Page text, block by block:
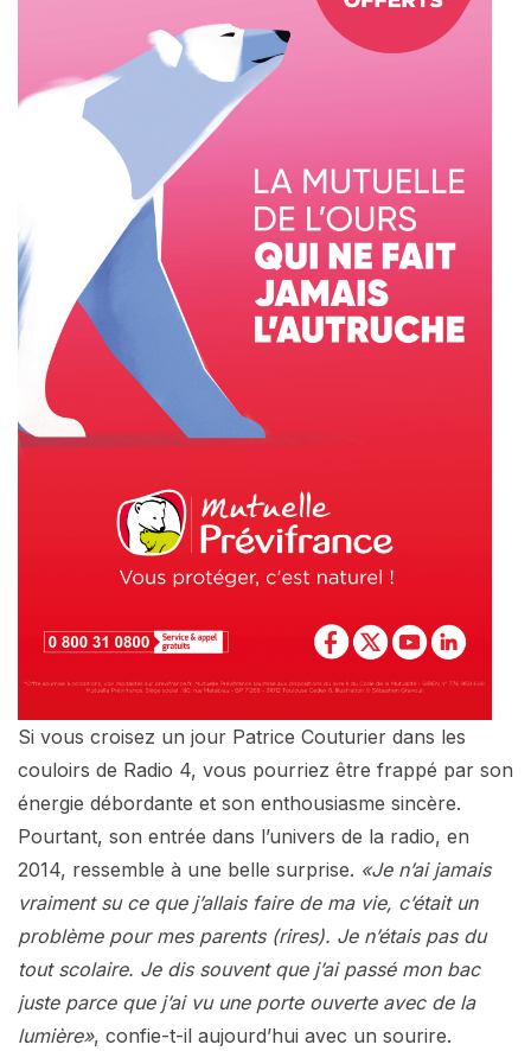
Si vous croisez un jour Patrice Couturier dans les
couloirs de Radio 4, vous pourriez être frappé par son
énergie débordante et son enthousiasme sincère.
Pourtant, son entrée dans l’univers de la radio, en
2014, ressemble à une belle surprise. «Je n’ai jamais
vraiment su ce que j’allais faire de ma vie, c’était un
problème pour mes parents (rires). Je n’étais pas du
tout scolaire. Je dis souvent que j’ai passé mon bac
juste parce que j’ai vu une porte ouverte avec de la
lumière», confie-t-il aujourd’hui avec un sourire.